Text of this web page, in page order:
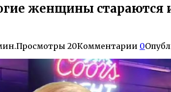
женщины стараются
Просмотры 20Комментарии 0